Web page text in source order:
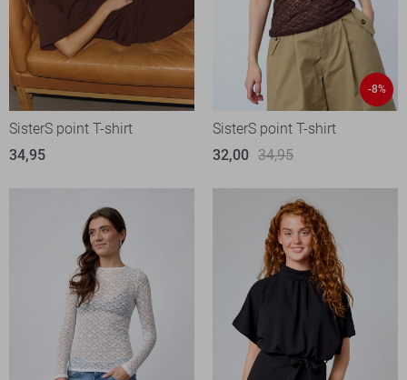
SisterS point T-shirt
34,95
-8%
SisterS point T-shirt
32,00 34,95